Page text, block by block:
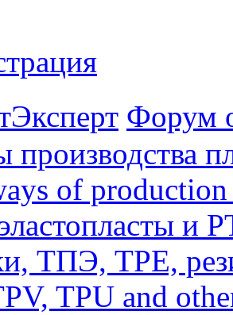
Форум
производства
of
и
ТПЭ, TPE,
TPU and